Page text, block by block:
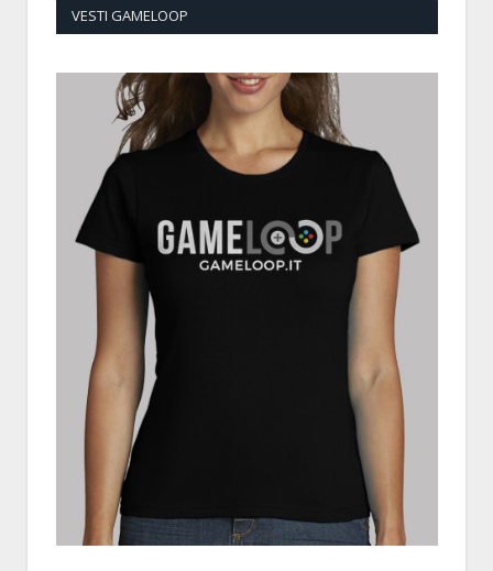
VESTI GAMELOOP